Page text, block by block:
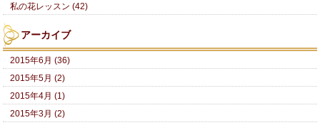
私の花レッスン (42)
アーカイブ
2015年6月 (36)
2015年5月 (2)
2015年4月 (1)
2015年3月 (2)